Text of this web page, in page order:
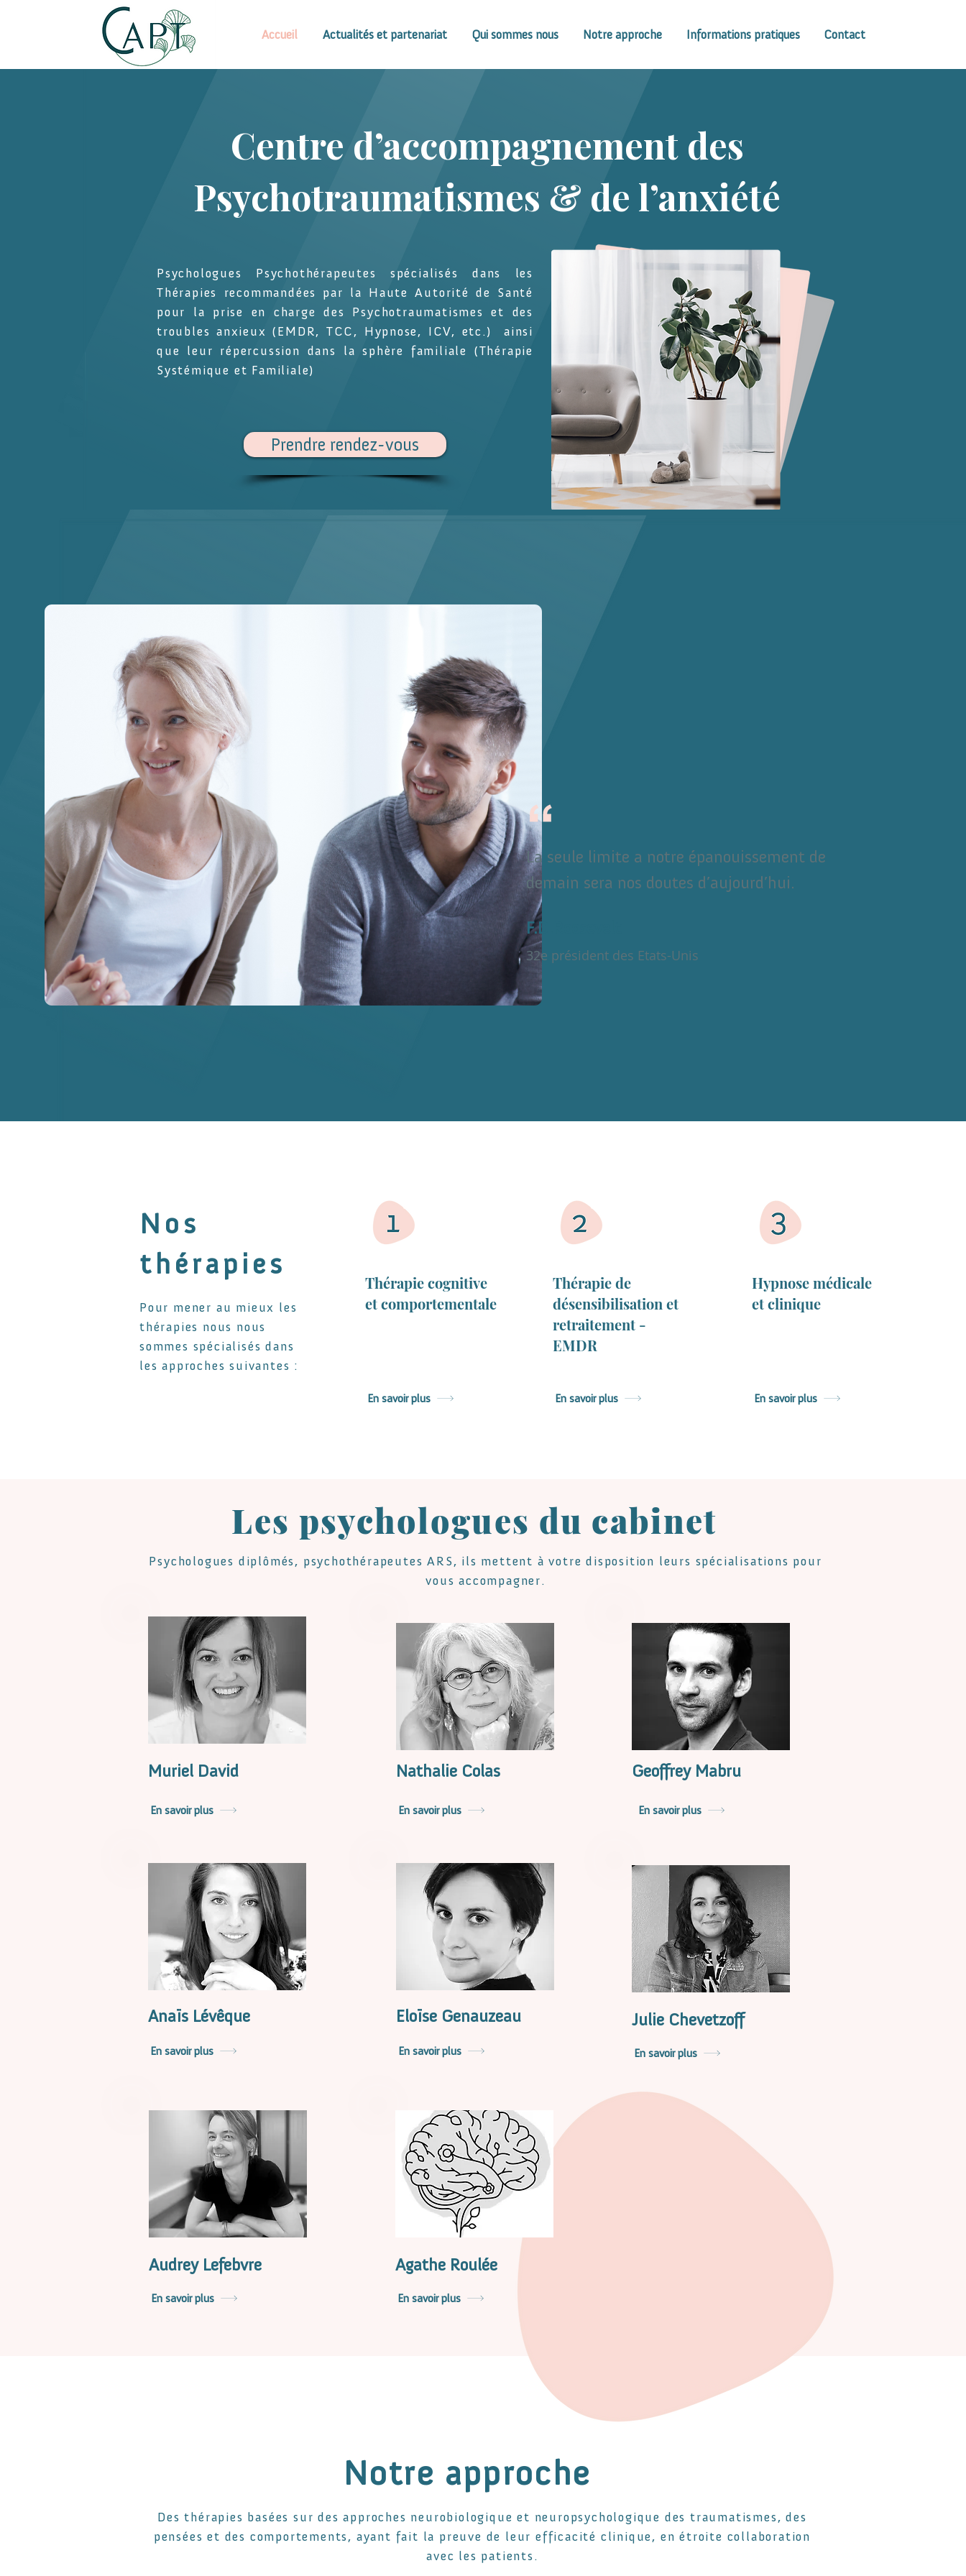
Accueil Actualités et partenariat Qui sommes nous Notre approche Informations pratiques Contact
Centre d’accompagnement des
Psychotraumatismes & de l’anxiété
Psychologues Psychothérapeutes spécialisés dans les
Thérapies recommandées par la Haute Autorité de Santé
pour la prise en charge des Psychotraumatismes et des
troubles anxieux (EMDR, TCC, Hypnose, ICV, etc.) ainsi
que leur répercussion dans la sphère familiale (Thérapie
Systémique et Familiale)
Prendre rendez-vous
La seule limite a notre épanouissement de
demain sera nos doutes d’aujourd’hui.
F.D.Roosevelt
32e président des Etats-Unis
Les psychologues du cabinet
Psychologues diplômés, psychothérapeutes ARS, ils mettent à votre disposition leurs spécialisations pour
vous accompagner.
Muriel David
En savoir plus
Anaïs Lévêque
En savoir plus
Nathalie Colas
En savoir plus
Eloïse Genauzeau
En savoir plus
Geoffrey Mabru
En savoir plus
Julie Chevetzoff
En savoir plus
Audrey Lefebvre
En savoir plus
Agathe Roulée
En savoir plus
Nos
thérapies
Pour mener au mieux les
thérapies nous nous
sommes spécialisésdans
les approches suivantes :
Thérapie cognitive
et comportementale
En savoir plus
Thérapie de
désensibilisation et
retraitement -
EMDR
En savoir plus
Hypnose médicale
et clinique
En savoir plus
Notre approche
Des thérapies basées sur des approches neurobiologique et neuropsychologique des traumatismes, des
pensées et des comportements, ayant fait la preuve de leur efficacité clinique, en étroite collaboration
avec les patients.